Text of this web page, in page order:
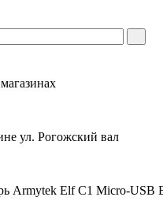
магазинах
ул. Рогожский вал